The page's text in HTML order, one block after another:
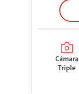
Cámara
Triple